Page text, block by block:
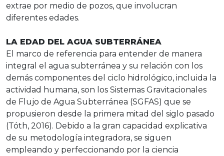
extrae por medio de pozos, que involucran
diferentes edades.
LA EDAD DEL AGUA SUBTERRÁNEA
El marco de referencia para entender de manera
integral el agua subterránea y su relación con los
demás componentes del ciclo hidrológico, incluida la
actividad humana, son los Sistemas Gravitacionales
de Flujo de Agua Subterránea (SGFAS) que se
propusieron desde la primera mitad del siglo pasado
(Tóth, 2016). Debido a la gran capacidad explicativa
de su metodología integradora, se siguen
empleando y perfeccionando por la ciencia